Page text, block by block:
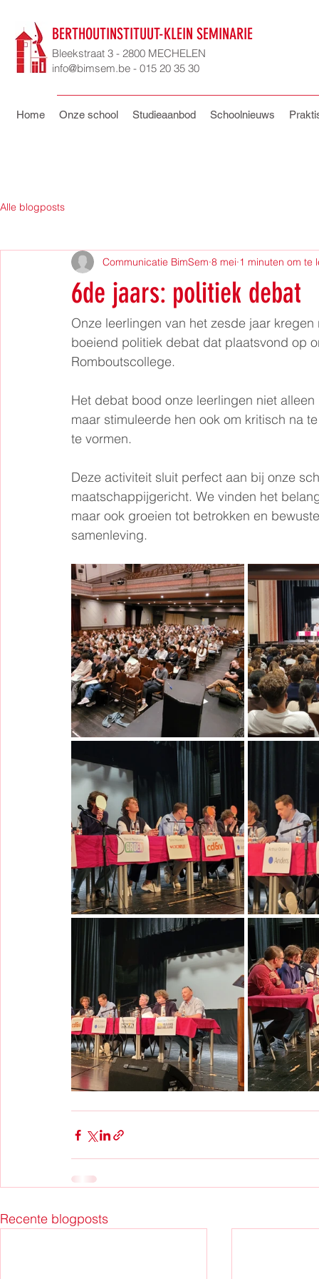
BERTHOUTINSTITUUT-KLEIN SEMINARIE
Bleekstraat 3 - 2800 MECHELEN
info@bimsem.be - 015 20 35 30
Home Onze school Studieaanbod Schoolnieuws
Alle blogposts
6de jaars: politiek debat
Communicatie BimSem 8 mei 1 minuten om te
Onze leerlingen van het zesde jaar
boeiend politiek debat dat plaatsvond op
Romboutscollege.
Het debat bood onze leerlingen niet
maar stimuleerde hen ook om kritisch na
te vormen.
Deze activiteit sluit perfect aan bij onze
maatschappijgericht. We vinden het
maar ook groeien tot betrokken en
samenleving.
Recente blogposts